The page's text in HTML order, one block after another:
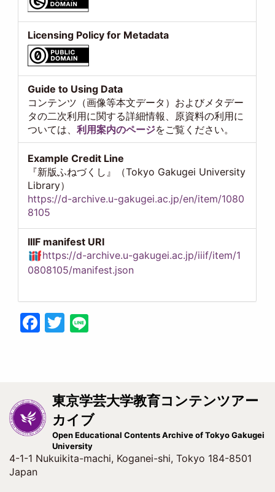
Licensing Policy for Metadata
Guide to Using Data
コンテンツ（画像等本文データ）およびメタデー
タの二次利用に関する詳細情報、原資料の利用に
ついては、利用案内のページをご覧ください。
Example Credit Line
『新版ふねづくし』（Tokyo Gakugei University
Library）
https://d-archive.u-gakugei.ac.jp/en/item/1080
8105
IIIF manifest URI
https://d-archive.u-gakugei.ac.jp/iiif/item/1
0808105/manifest.json
Facebook
Twitter
東京学芸大学教育コンテンツアー
カイブ
Open Educational Contents Archive of Tokyo Gakugei
University
4-1-1 Nukuikita-machi, Koganei-shi, Tokyo 184-8501
Japan